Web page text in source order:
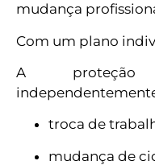
mudança
Com um plano
A proteção
troca de
mudança de